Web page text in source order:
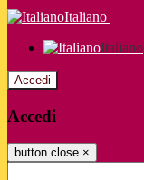
Italiano
Italiano
Accedi
Accedi
button close ×